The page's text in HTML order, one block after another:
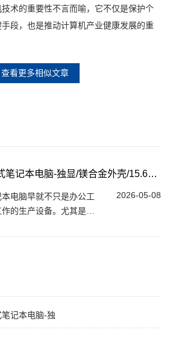
术的重要性不言而喻，它不仅是保护个
段，也是推动计算机产业健康发展的重
查看更多相似文章
野外环境工作的便携式笔记本电脑-独显/镁合金外壳/15.6英寸
2026-05-08
电脑早就不只是办公工
的生产设备。尤其是在
长期扛住。在这样...
记本电脑-独